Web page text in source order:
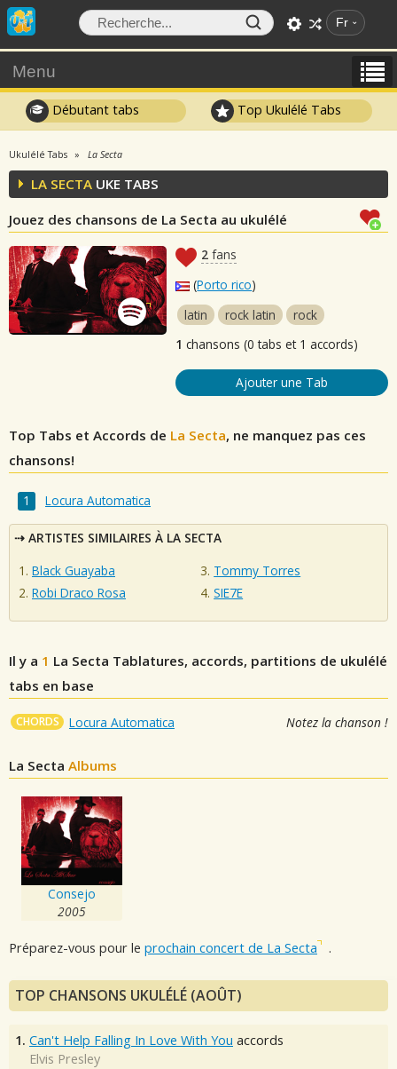
Fr
Menu
Débutant tabs Top Ukulélé Tabs
Ukulélé Tabs La Secta
LA SECTA UKE TABS
Jouez des chansons de La Secta au ukulélé
2 fans
(Porto rico)
latin
rock latin
rock
1 chansons (0 tabs et 1 accords)
Ajouter une Tab
Top Tabs et Accords de La Secta, ne manquez pas ces
chansons!
Locura Automatica
ARTISTES SIMILAIRES À LA SECTA
Black Guayaba
Robi Draco Rosa
Tommy Torres
SIE7E
Il y a 1 La Secta Tablatures, accords, partitions de ukulélé
tabs en base
CHORDS Locura Automatica Notez la chanson !
La Secta Albums
Consejo
2005
Préparez-vous pour le prochain concert de La Secta .
TOP CHANSONS UKULÉLÉ (AOÛT)
1. Can't Help Falling In Love With You accords
Elvis Presley